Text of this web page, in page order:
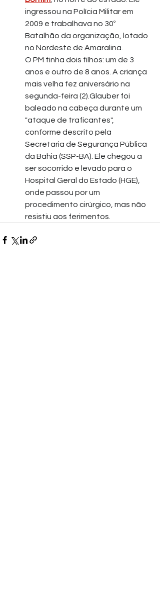
ingressou na Polícia Militar em
2009 e trabalhava no 30º
Batalhão da organização, lotado
no Nordeste de Amaralina.
O PM tinha dois filhos: um de 3
anos e outro de 8 anos. A criança
mais velha fez aniversário na
segunda-feira (2).Glauber foi
baleado na cabeça durante um
"ataque de traficantes",
conforme descrito pela
Secretaria de Segurança Pública
da Bahia (SSP-BA). Ele chegou a
ser socorrido e levado para o
Hospital Geral do Estado (HGE),
onde passou por um
procedimento cirúrgico, mas não
resistiu aos ferimentos.